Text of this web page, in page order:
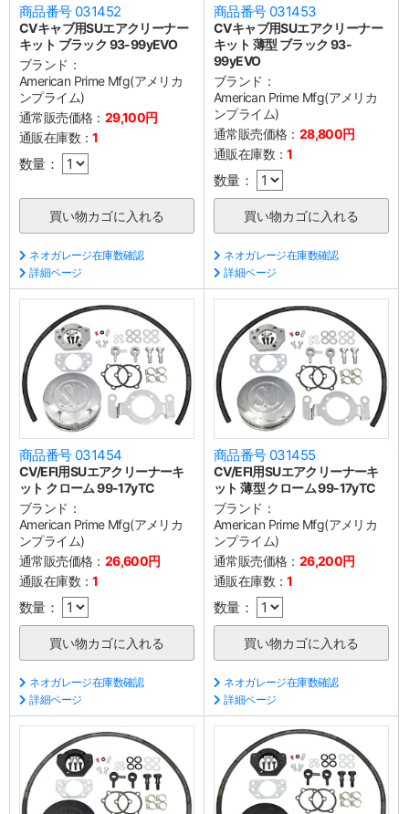
商品番号 031452
CVキャブ用SUエアクリーナー
キット ブラック 93-99yEVO
ブランド：
American Prime Mfg(アメリカ
ンプライム)
通常販売価格： 29,100円
通販在庫数：1
数量：
ネオガレージ在庫数確認
詳細ページ
商品番号 031453
CVキャブ用SUエアクリーナー
キット 薄型 ブラック 93-
99yEVO
ブランド：
American Prime Mfg(アメリカ
ンプライム)
通常販売価格： 28,800円
通販在庫数：1
数量：
ネオガレージ在庫数確認
詳細ページ
商品番号 031454
CV/EFI用SUエアクリーナーキ
ット クローム 99-17yTC
ブランド：
American Prime Mfg(アメリカ
ンプライム)
通常販売価格： 26,600円
通販在庫数：1
数量：
ネオガレージ在庫数確認
詳細ページ
商品番号 031455
CV/EFI用SUエアクリーナーキ
ット 薄型 クローム 99-17yTC
ブランド：
American Prime Mfg(アメリカ
ンプライム)
通常販売価格： 26,200円
通販在庫数：1
数量：
ネオガレージ在庫数確認
詳細ページ